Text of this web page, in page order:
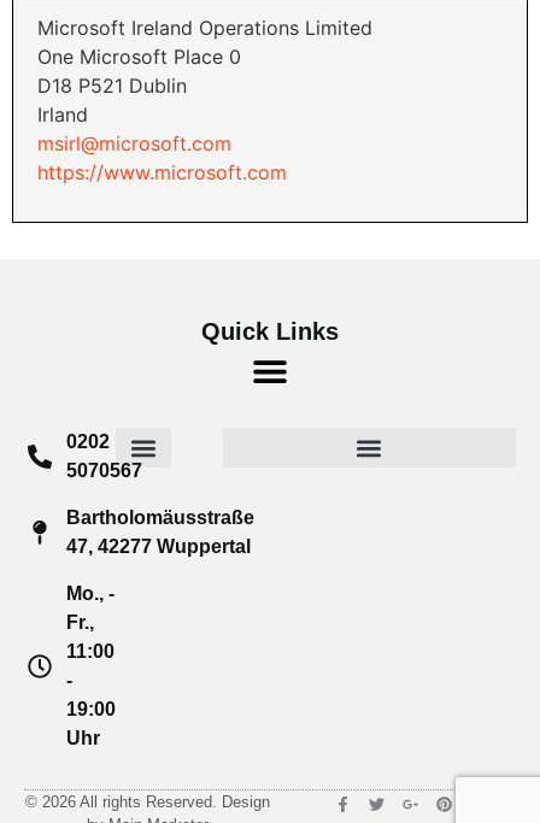
Microsoft Ireland Operations Limited
One Microsoft Place 0
D18 P521 Dublin
Irland
msirl@microsoft.com
https://www.microsoft.com
Quick Links
0202
5070567
Bartholomäusstraße
47, 42277 Wuppertal
Mo., -
Fr.,
11:00
-
19:00
Uhr
© 2026 All rights Reserved. Design